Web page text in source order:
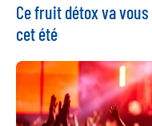
Ce fruit détox va
cet été